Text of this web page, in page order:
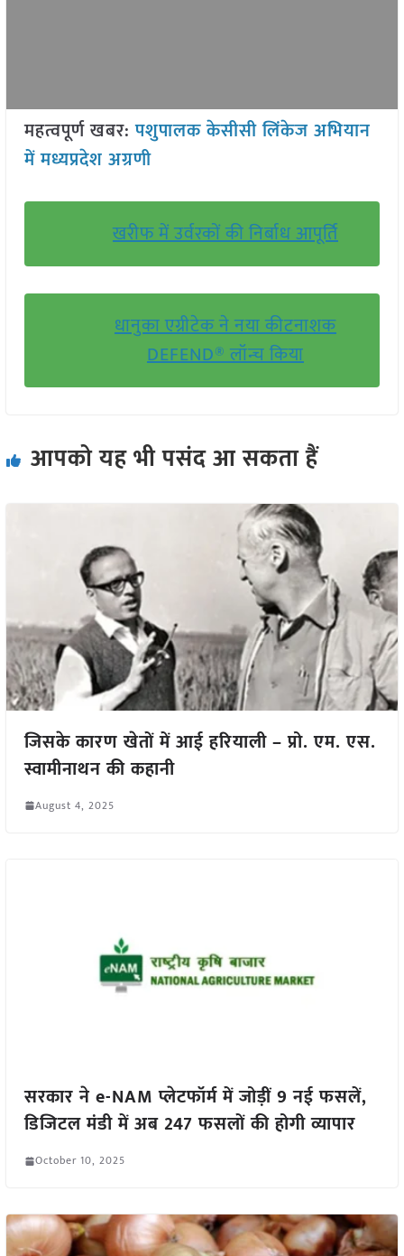
महत्वपूर्ण खबर:पशुपालक केसीसी लिंकेज अभियान
में मध्यप्रदेश अग्रणी
खरीफ में उर्वरकों की निर्बाध आपूर्ति
धानुका एग्रीटेक ने नया कीटनाशक
DEFEND® लॉन्च किया
आपको यह भी पसंद आ सकता हैं
जिसके कारण खेतों में आई हरियाली – प्रो. एम. एस.
स्वामीनाथन की कहानी
August 4, 2025
सरकार ने e-NAM प्लेटफॉर्म में जोड़ीं 9 नई फसलें,
डिजिटल मंडी में अब 247 फसलों की होगी व्यापार
October 10, 2025